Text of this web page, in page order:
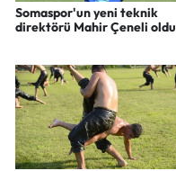
Somaspor'un yeni teknik
direktörü Mahir Çeneli oldu